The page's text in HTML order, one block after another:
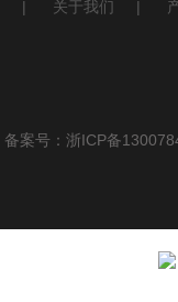
| 关于我们 |
备案号：浙ICP备